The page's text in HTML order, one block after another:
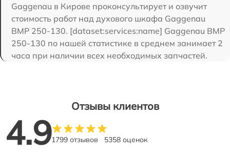
Gaggenau в Кирове проконсультирует и озвучит
стоимость работ над духового шкафа Gaggenau
BMP 250-130. [dataset:services:name] Gaggenau BMP
250-130 по нашей статистике в среднем занимает 2
часа при наличии всех необходимых запчастей.
Отзывы клиентов
4.91799 отзывов 5358 оценок